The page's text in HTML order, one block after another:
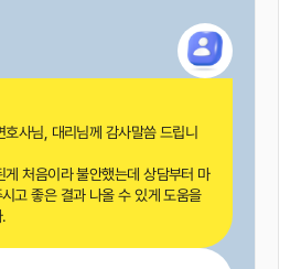
호사님, 대리님께 감사말씀 드립니
게 처음이라 불안했는데 상담부터 마
고 좋은 결과 나올 수 있게 도움을